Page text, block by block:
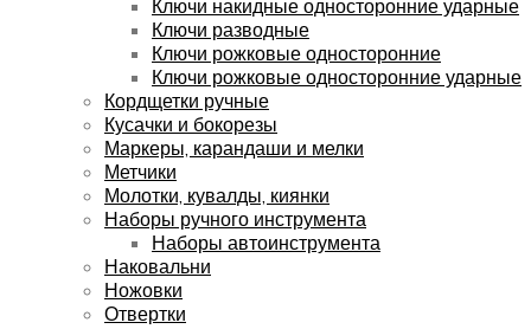
Ключи накидные односторонние ударные
Ключи разводные
Ключи рожковые односторонние
Ключи рожковые односторонние ударные
Кордщетки ручные
Кусачки и бокорезы
Маркеры, карандаши и мелки
Метчики
Молотки, кувалды, киянки
Наборы ручного инструмента
Наборы автоинструмента
Наковальни
Ножовки
Отвертки